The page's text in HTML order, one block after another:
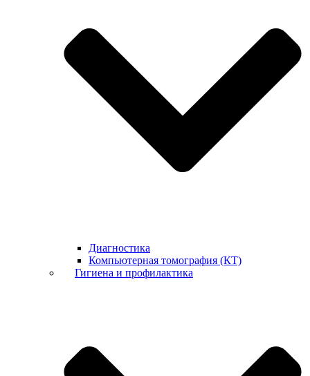
Диагностика
Компьютерная томография (КТ)
Гигиена и профилактика